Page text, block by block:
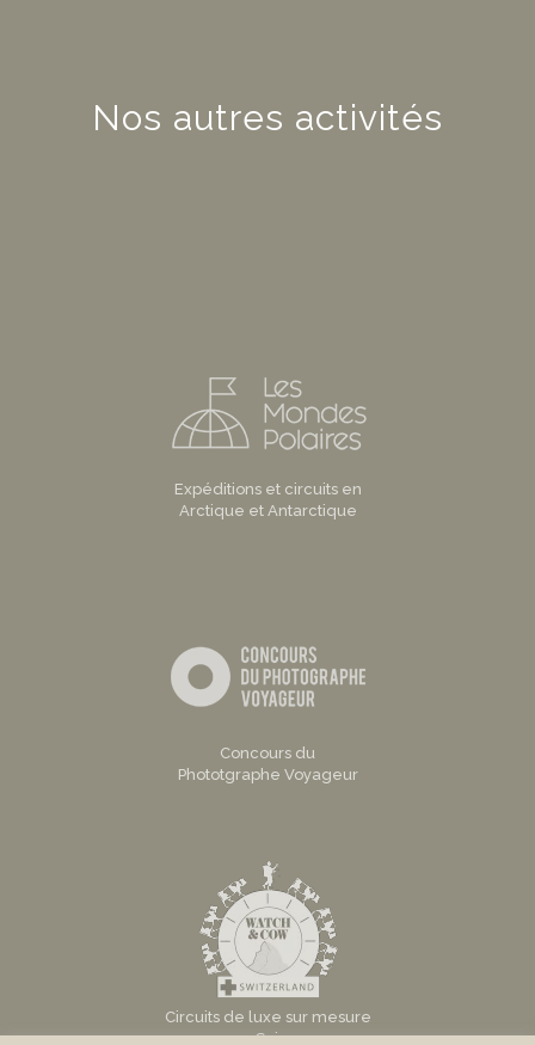
Nos autres activités
Expéditions et circuits en
Arctique et Antarctique
Concours du
Phototgraphe Voyageur
Circuits de luxe sur mesure
en Suisse